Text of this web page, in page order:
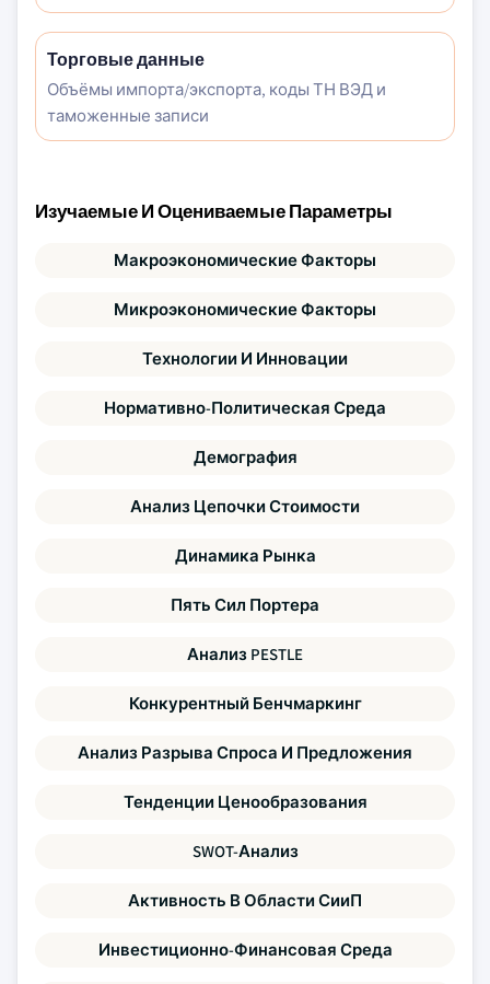
Торговые данные
Объёмы импорта/экспорта, коды ТН ВЭД и
таможенные записи
Изучаемые И Оцениваемые Параметры
Макроэкономические Факторы
Микроэкономические Факторы
Технологии И Инновации
Нормативно-Политическая Среда
Демография
Анализ Цепочки Стоимости
Динамика Рынка
Пять Сил Портера
Анализ PESTLE
Конкурентный Бенчмаркинг
Анализ Разрыва Спроса И Предложения
Тенденции Ценообразования
SWOT-Анализ
Активность В Области СииП
Инвестиционно-Финансовая Среда